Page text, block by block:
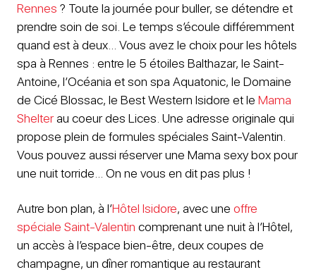
Rennes ? Toute la journée pour buller, se détendre et
prendre soin de soi. Le temps s’écoule différemment
quand est à deux… Vous avez le choix pour les hôtels
spa à Rennes : entre le 5 étoiles Balthazar, le Saint-
Antoine, l’Océania et son spa Aquatonic, le Domaine
de Cicé Blossac, le Best Western Isidore et le Mama
Shelterau coeur des Lices. Une adresse originale qui
propose plein de formules spéciales Saint-Valentin.
Vous pouvez aussi réserver une Mama sexy box pour
une nuit torride… On ne vous en dit pas plus !
Autre bon plan, à l’Hôtel Isidore, avec une offre
spéciale Saint-Valentin comprenant une nuit à l’Hôtel,
un accès à l’espace bien-être, deux coupes de
champagne, un dîner romantique au restaurant